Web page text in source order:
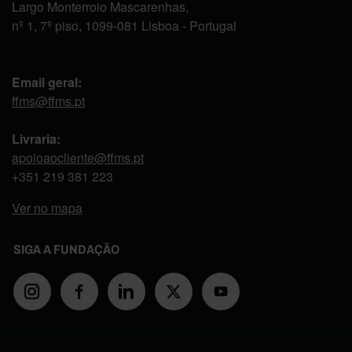
Largo Monterroio Mascarenhas,
nº 1, 7º piso, 1099-081 Lisboa - Portugal
Email geral:
ffms@ffms.pt
Livraria:
apoioaocliente@ffms.pt
+351 219 381 223
Ver no mapa
SIGA A FUNDAÇÃO